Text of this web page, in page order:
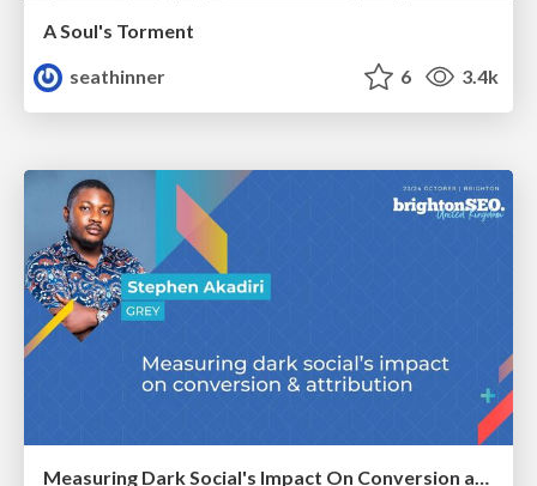
A Soul's Torment
seathinner
6 3.4k